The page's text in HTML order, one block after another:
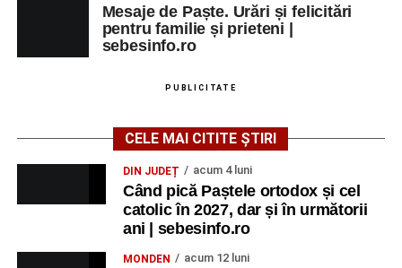
„Armonia artelor”– salon literar și întâlnire
cu artele plastice, organizat alături de artiști locali.
– Proiecție cinematografică:
„Anotimpurile”de Antonio Vivaldi (rating N-15).
MIERCURI, 26 AUGUST 2026
Copiii în armonia orașului
Ora 10.00– Școala din Răhău: activități recreative pentru
Mesaje de Paște. Urări și felicitări
pentru familie și prieteni |
sebesinfo.ro
PUBLICITATE
CELE MAI CITITE ȘTIRI
DIN JUDEȚ acum 4 luni
Când pică Paștele ortodox și cel
catolic în 2027, dar și în următorii
ani | sebesinfo.ro
MONDEN acum 12 luni